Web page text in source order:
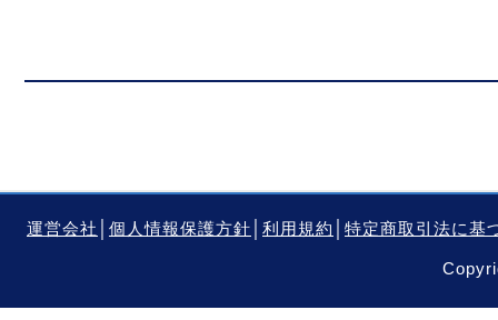
運営会社 個人情報保護方針 利用規約 特定商取引法に基